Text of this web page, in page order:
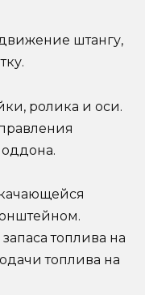
штангу,
ролика и оси.
топлива на
топлива на